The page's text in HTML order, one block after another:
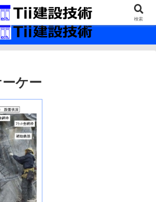
最新の建設技術の情報インフラ。
ケー
検索